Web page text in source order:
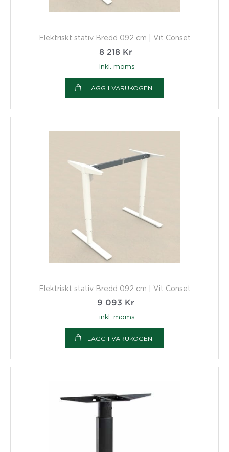
Elektriskt stativ Bredd 092 cm | Vit Conset
8 218 Kr
inkl. moms
LÄGG I VARUKOGEN
Elektriskt stativ Bredd 092 cm | Vit Conset
9 093 Kr
inkl. moms
LÄGG I VARUKOGEN